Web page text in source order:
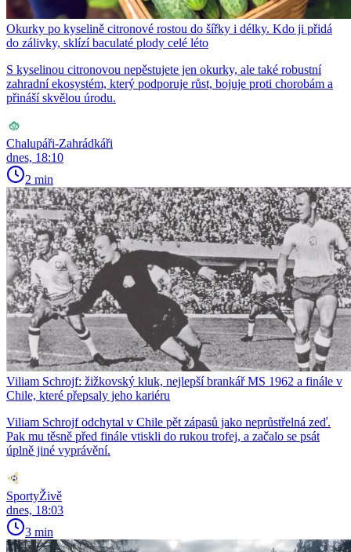
Okurky po kyselině citronové rostou do šířky i délky. Kdo ji přidá
do zálivky, sklízí baculaté plody celé léto
S kyselinou citronovou nepěstujete jen okurky, ale také robustní
zahradní ekosystém, který podporuje růst, bojuje proti chorobám a
přináší skvělou úrodu.
Chalupáři-Zahrádkáři
dnes, 18:10
2 min
Viliam Schrojf: žižkovský kluk, nejlepší brankář MS 1962 a finále v
Chile, které přepsaly jeho kariéru
Viliam Schrojf odchytal v Chile pět zápasů jako neprůstřelná zeď.
Pak mu těsně před finále vtiskli do rukou trofej, a začalo se psát
úplně jiné vyprávění.
SportyŽivě
dnes, 18:03
3 min